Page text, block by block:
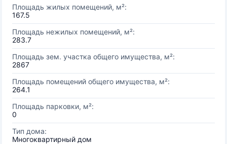
Площадь жилых помещений, м²:
167.5
Площадь нежилых помещений, м²:
283.7
Площадь зем. участка общего имущества, м²:
2867
Площадь помещений общего имущества, м²:
264.1
Площадь парковки, м²:
0
Тип дома:
Многоквартирный дом